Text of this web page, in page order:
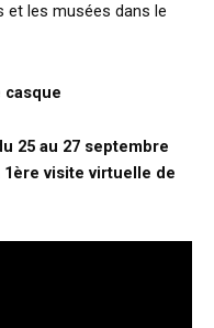
et les musées dans le
25 au 27 septembre
1ère visite virtuelle de